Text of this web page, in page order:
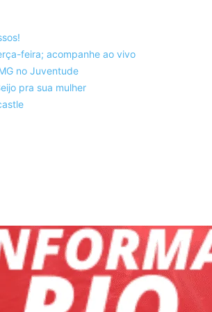
feira; acompanhe ao vivo
no Juventude
pra sua mulher